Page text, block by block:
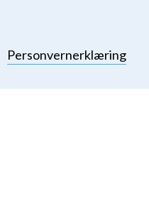
Personvernerklæring